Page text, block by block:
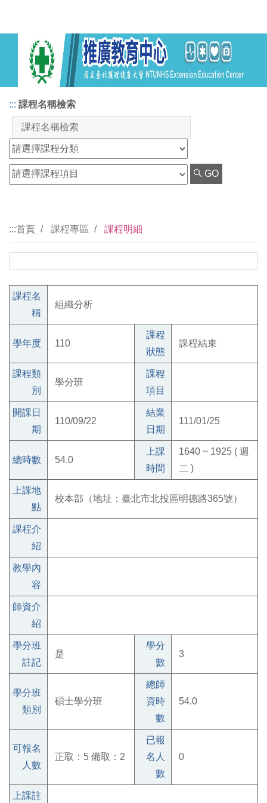
::: 課程名稱檢索
GO
:::首頁 課程專區 課程明細
課程名
稱
組織分析
學年度 110
課程
狀態
課程結束
課程類
別
學分班
課程
項目
開課日
期
110/09/22
結業
日期
111/01/25
總時數 54.0
上課
時間
1640 ~ 1925 ( 週
二 )
上課地
點
校本部（地址：臺北市北投區明德路365號）
課程介
紹
教學內
容
師資介
紹
學分班
註記
是
學分
數
3
學分班
類別
碩士學分班
總師
資時
數
54.0
可報名
人數
正取：5 備取：2
已報
名人
數
0
上課註